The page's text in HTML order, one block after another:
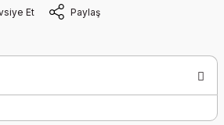
Et Paylaş